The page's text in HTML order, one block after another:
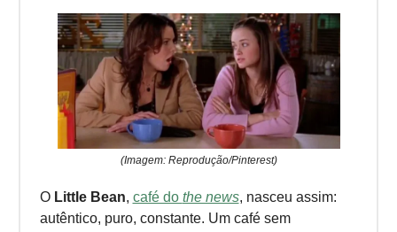
(Imagem: Reprodução/Pinterest)
O Little Bean, café do the news, nasceu assim:
autêntico, puro, constante. Um café sem